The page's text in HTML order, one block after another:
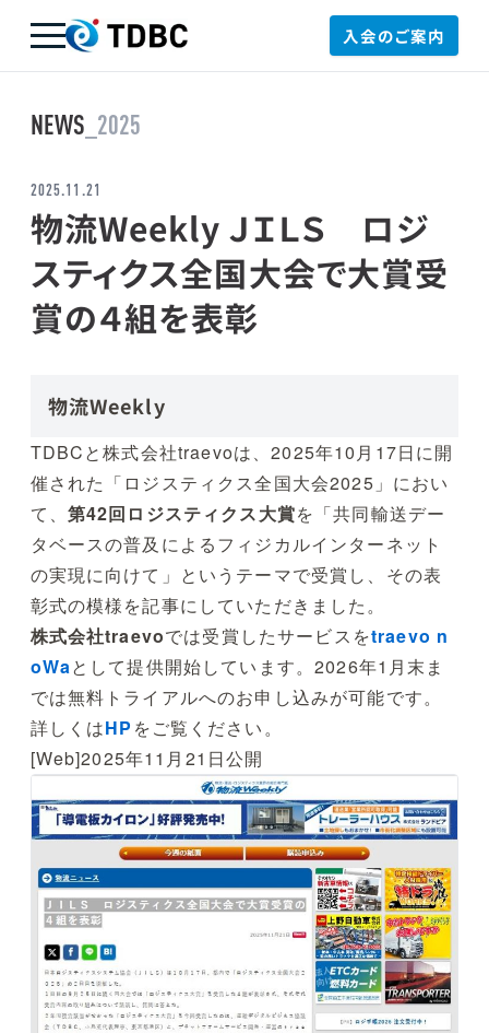
TDBC 入会のご案内
NEWS _2025
2025.11.21
物流Weekly ＪＩＬＳ ロジ
スティクス全国大会で大賞受
賞の４組を表彰
物流Weekly
TDBCと株式会社traevoは、2025年10月17日に開
催された「ロジスティクス全国大会2025」におい
て、 第42回ロジスティクス大賞を「共同輸送デー
タベースの普及によるフィジカルインターネット
の実現に向けて」というテーマで受賞し、その表
彰式の模様を記事にしていただきました。
株式会社traevoでは受賞したサービスをtraevo n
oWaとして提供開始しています。2026年1月末ま
では無料トライアルへのお申し込みが可能です。
詳しくはHP をご覧ください。
[Web]2025年11月21日公開